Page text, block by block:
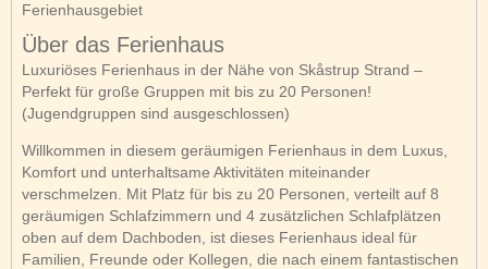
Ferienhausgebiet
Über das Ferienhaus
Luxuriöses Ferienhaus in der Nähe von Skåstrup Strand –
Perfekt für große Gruppen mit bis zu 20 Personen!
(Jugendgruppen sind ausgeschlossen)
Willkommen in diesem geräumigen Ferienhaus in dem Luxus,
Komfort und unterhaltsame Aktivitäten miteinander
verschmelzen. Mit Platz für bis zu 20 Personen, verteilt auf 8
geräumigen Schlafzimmern und 4 zusätzlichen Schlafplätzen
oben auf dem Dachboden, ist dieses Ferienhaus ideal für
Familien, Freunde oder Kollegen, die nach einem fantastischen